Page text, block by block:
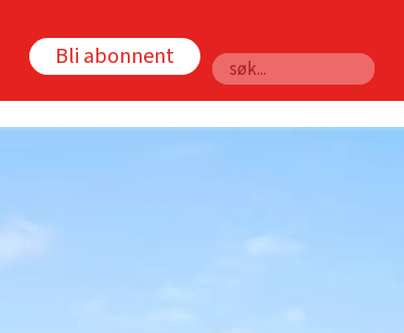
Bli abonnent
Søk